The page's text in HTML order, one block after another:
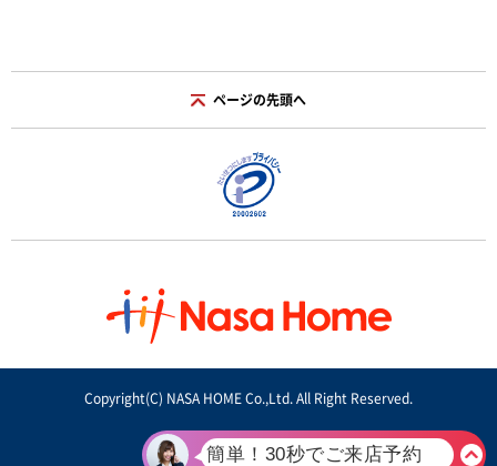
ページの先頭へ
Copyright(C) NASA HOME Co.,Ltd. All Right Reserved.